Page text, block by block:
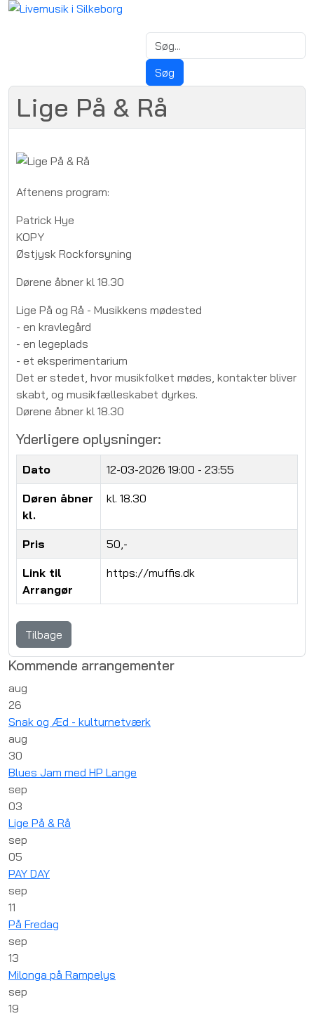
Lige På & Rå
Aftenens program:
Patrick Hye
KOPY
Østjysk Rockforsyning
Dørene åbner kl 18.30
Lige På og Rå - Musikkens mødested
- en kravlegård
- en legeplads
- et eksperimentarium
Det er stedet, hvor musikfolket mødes, kontakter bliver
skabt, og musikfælleskabet dyrkes.
Dørene åbner kl 18.30
Yderligere oplysninger:
Dato 12-03-2026 19:00 - 23:55
Døren åbner
kl.
kl. 18.30
Pris 50,-
Link til
Arrangør
https://muffis.dk
Tilbage
Kommende arrangementer
aug
26
Snak og Æd - kulturnetværk
aug
30
Blues Jam med HP Lange
sep
03
Lige På & Rå
sep
05
PAY DAY
sep
11
På Fredag
sep
13
Milonga på Rampelys
sep
19